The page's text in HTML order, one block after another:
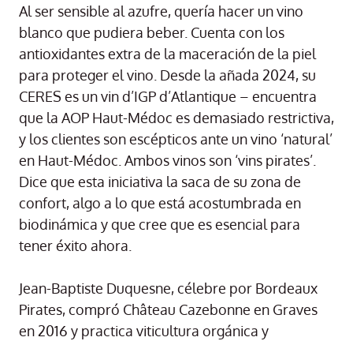
Al ser sensible al azufre, quería hacer un vino
blanco que pudiera beber. Cuenta con los
antioxidantes extra de la maceración de la piel
para proteger el vino. Desde la añada 2024, su
CERES es un vin d’IGP d’Atlantique – encuentra
que la AOP Haut-Médoc es demasiado restrictiva,
y los clientes son escépticos ante un vino ‘natural’
en Haut-Médoc. Ambos vinos son ‘vins pirates’.
Dice que esta iniciativa la saca de su zona de
confort, algo a lo que está acostumbrada en
biodinámica y que cree que es esencial para
tener éxito ahora.
Jean-Baptiste Duquesne, célebre por Bordeaux
Pirates, compró Château Cazebonne en Graves
en 2016 y practica viticultura orgánica y